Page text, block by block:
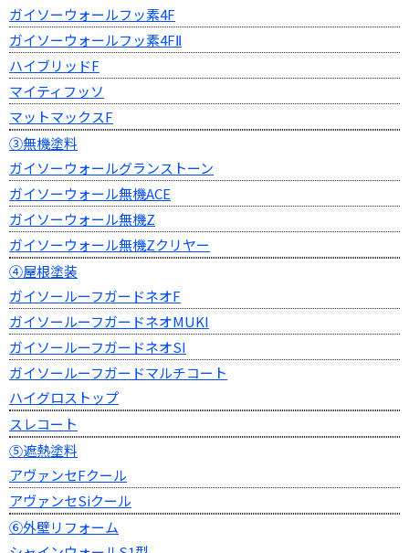
ガイソーウォールフッ素4F
ガイソーウォールフッ素4FⅡ
ハイブリッドF
マイティフッソ
マットマックスF
③無機塗料
ガイソーウォールグランストーン
ガイソーウォール無機ACE
ガイソーウォール無機Z
ガイソーウォール無機Zクリヤー
④屋根塗装
ガイソールーフガードネオF
ガイソールーフガードネオMUKI
ガイソールーフガードネオSI
ガイソールーフガードマルチコート
ハイグロストップ
スレコート
⑤遮熱塗料
アヴァンセFクール
アヴァンセSiクール
⑥外壁リフォーム